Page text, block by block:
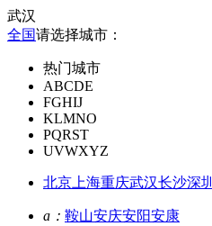
武汉
全国请选择城市：
热门城市
ABCDE
FGHIJ
KLMNO
PQRST
UVWXYZ
北京 上海重庆武汉长沙深圳
a： 鞍山安庆安阳安康